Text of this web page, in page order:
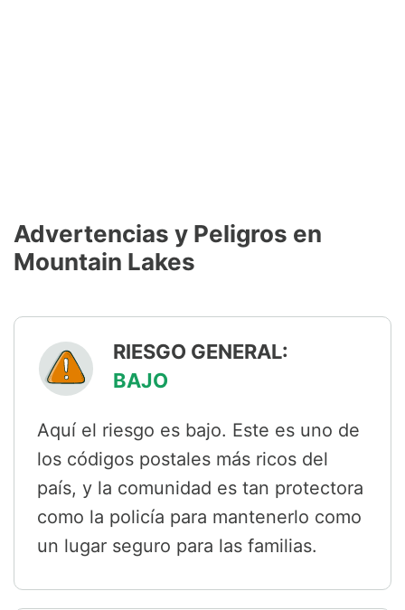
Advertencias y Peligros en
Mountain Lakes
RIESGO GENERAL:
BAJO
Aquí el riesgo es bajo. Este es uno de
los códigos postales más ricos del
país, y la comunidad es tan protectora
como la policía para mantenerlo como
un lugar seguro para las familias.